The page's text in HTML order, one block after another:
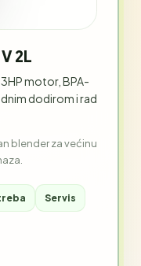
2L
motor, BPA-
dodirom i rad
blender za većinu
Servis